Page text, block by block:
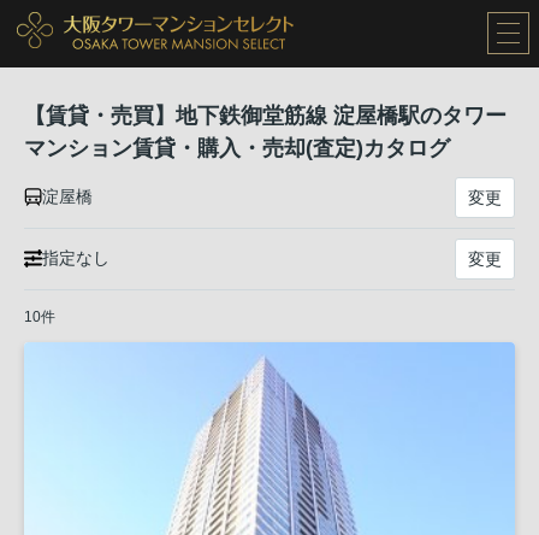
【賃貸・売買】地下鉄御堂筋線 淀屋橋駅のタワー
マンション賃貸・購入・売却(査定)カタログ
淀屋橋 変更
指定なし 変更
10件